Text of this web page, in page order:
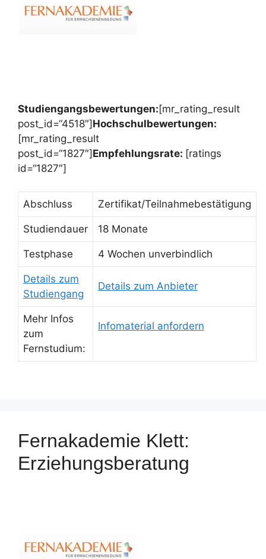
Studiengangsbewertungen: [mr_rating_result
post_id=“4518″] Hochschulbewertungen:
[mr_rating_result
post_id=“1827″] Empfehlungsrate: [ratings
id=“1827″]
Abschluss Zertifikat/Teilnahmebestätigung
Studiendauer 18 Monate
Testphase 4 Wochen unverbindlich
Details zum
Studiengang
Details zum Anbieter
Mehr Infos
zum
Fernstudium:
Infomaterial anfordern
Fernakademie Klett:
Erziehungsberatung